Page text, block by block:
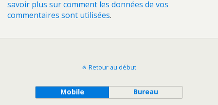
savoir plus sur comment les données de vos
commentaires sont utilisées.
Retour au début
Mobile Bureau